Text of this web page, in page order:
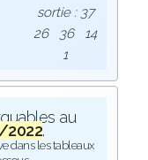
sortie : 37
26 36 14
1
au
2022.
dans les tableaux